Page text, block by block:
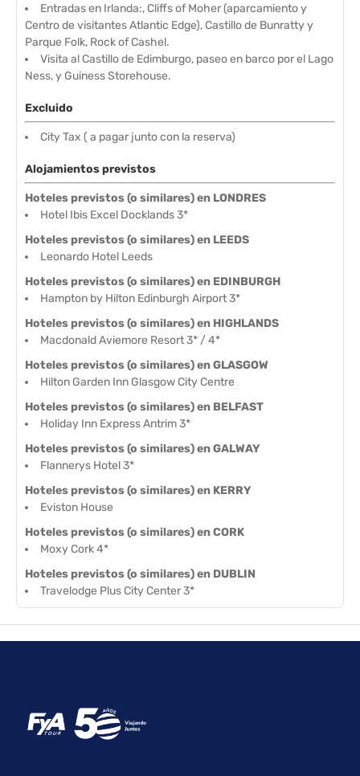
Entradas en Irlanda:, Cliffs of Moher (aparcamiento y
Centro de visitantes Atlantic Edge), Castillo de Bunratty y
Parque Folk, Rock of Cashel.
Visita al Castillo de Edimburgo, paseo en barco por el Lago
Ness, y Guiness Storehouse.
Excluido
City Tax ( a pagar junto con la reserva)
Alojamientos previstos
Hoteles previstos (o similares) en LONDRES
Hotel Ibis Excel Docklands 3*
Hoteles previstos (o similares) en LEEDS
Leonardo Hotel Leeds
Hoteles previstos (o similares) en EDINBURGH
Hampton by Hilton Edinburgh Airport 3*
Hoteles previstos (o similares) en HIGHLANDS
Macdonald Aviemore Resort 3* / 4*
Hoteles previstos (o similares) en GLASGOW
Hilton Garden Inn Glasgow City Centre
Hoteles previstos (o similares) en BELFAST
Holiday Inn Express Antrim 3*
Hoteles previstos (o similares) en GALWAY
Flannerys Hotel 3*
Hoteles previstos (o similares) en KERRY
Eviston House
Hoteles previstos (o similares) en CORK
Moxy Cork 4*
Hoteles previstos (o similares) en DUBLIN
Travelodge Plus City Center 3*